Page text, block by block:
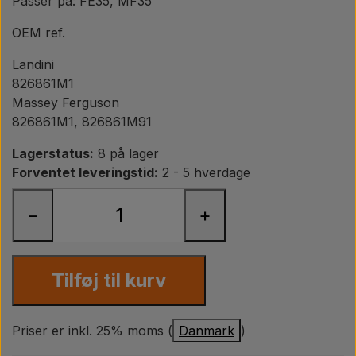
PTO Aksler GARDLOC
Værksted/ Værktøj
OEM ref.
Landini
826861M1
Massey Ferguson
826861M1, 826861M91
Lagerstatus: 8 på lager
Forventet leveringstid: 2 - 5 hverdage
− +
Tilføj til kurv
Priser er inkl. 25% moms ( Danmark )